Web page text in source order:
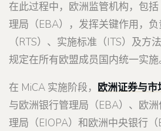
在此过程中，欧洲监管机构，包
理局（EBA），发挥关键作用，
（RTS）、实施标准（ITS）及方
规定在所有欧盟成员国内统一实施
在 MiCA 实施阶段， 欧洲证券与市
与欧洲银行管理局（EBA）、欧
理局（EIOPA）和欧洲中央银行